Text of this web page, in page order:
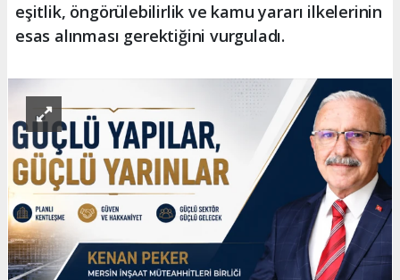
eşitlik, öngörülebilirlik ve kamu yararı ilkelerinin
esas alınması gerektiğini vurguladı.